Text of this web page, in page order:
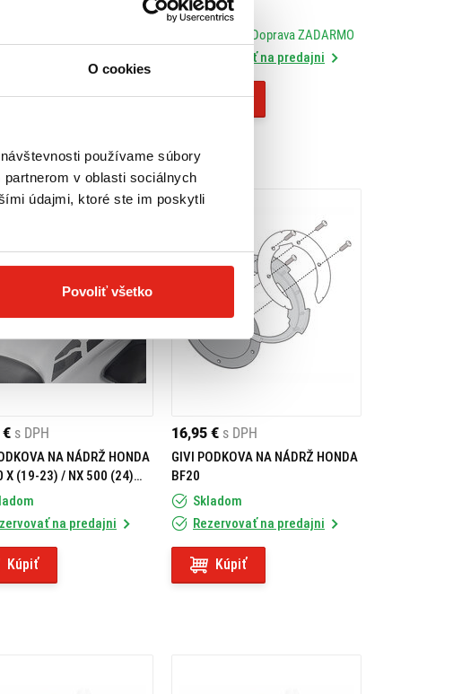
O cookies
používame súbory
v oblasti sociálnych
údajmi, ktoré ste im poskytli
Povoliť všetko
Kúpiť
SYSTEM
- Doprava ZADARMO
Rezervovať na predajni
Kúpiť
€ s DPH
NA NÁDRŽ HONDA
X (19-23) / NX 500 (24)
na predajni
Kúpiť
16,95 € s DPH
GIVI PODKOVA NA NÁDRŽ HONDA
BF20
Skladom
Rezervovať na predajni
Kúpiť